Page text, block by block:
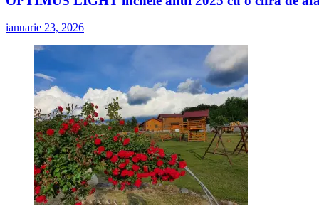
ianuarie 23, 2026